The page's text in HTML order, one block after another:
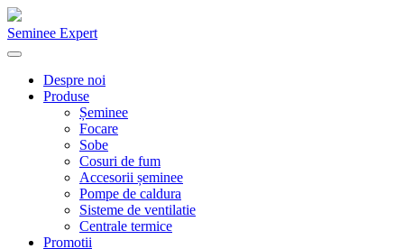
Seminee Expert
Despre noi
Produse
Șeminee
Focare
Sobe
Cosuri de fum
Accesorii șeminee
Pompe de caldura
Sisteme de ventilatie
Centrale termice
Promotii